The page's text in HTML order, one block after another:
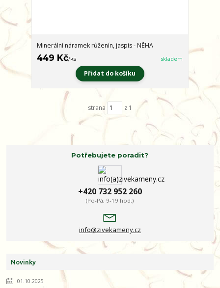
Minerální náramek růženín, jaspis - NĚHA
449 Kč/ks skladem
Přidat do košíku
strana z 1
Potřebujete poradit?
+420 732 952 260
(Po-Pá, 9-19 hod.)
info@zivekameny.cz
Novinky
01.10.2025